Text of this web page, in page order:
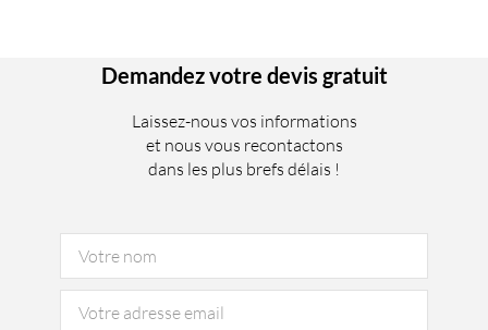
Demandez votre devis gratuit
Laissez-nous vos informations
et nous vous recontactons
dans les plus brefs délais !